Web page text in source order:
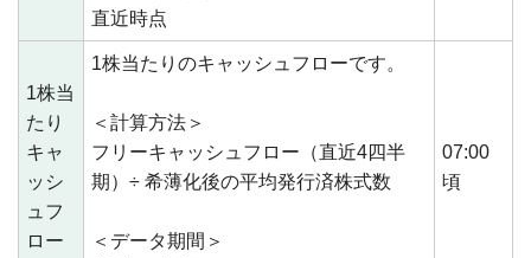
直近時点
1株当
たり
キャ
ッシ
ュフ
ロー
1株当たりのキャッシュフローです。
＜計算方法＞
フリーキャッシュフロー（直近4四半
期）÷ 希薄化後の平均発行済株式数
＜データ期間＞
07:00
頃